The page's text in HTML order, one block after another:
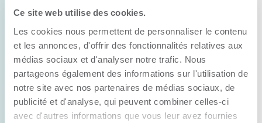
Ce site web utilise des cookies.
Les cookies nous permettent de personnaliser le contenu
et les annonces, d'offrir des fonctionnalités relatives aux
médias sociaux et d'analyser notre trafic. Nous
partageons également des informations sur l'utilisation de
notre site avec nos partenaires de médias sociaux, de
publicité et d'analyse, qui peuvent combiner celles-ci
avec d'autres informations que vous leur avez fournies
11 juin 2026
Anick Métivier devient le nouveau
président de la CCI3R
C’est lors de son assemblée générale annuelle
tenue hier que la Chambre de commerce et
d’industries de ...